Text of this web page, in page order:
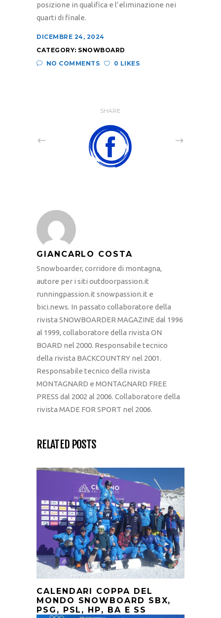
posizione in qualifica e l’eliminazione nei
quarti di finale.
DICEMBRE 24, 2024
CATEGORY: SNOWBOARD
NO COMMENTS
0 LIKES
SHARE
GIANCARLO COSTA
Snowboarder, corridore di montagna,
autore per i siti outdoorpassion.it
runningpassion.it snowpassion.it e
bici.news. In passato collaboratore della
rivista SNOWBOARDER MAGAZINE dal 1996
al 1999, collaboratore della rivista ON
BOARD nel 2000. Responsabile tecnico
della rivista BACKCOUNTRY nel 2001.
Responsabile tecnico della rivista
MONTAGNARD e MONTAGNARD FREE
PRESS dal 2002 al 2006. Collaboratore della
rivista MADE FOR SPORT nel 2006.
RELATED POSTS
CALENDARI COPPA DEL
MONDO SNOWBOARD SBX,
PSG, PSL, HP, BA E SS